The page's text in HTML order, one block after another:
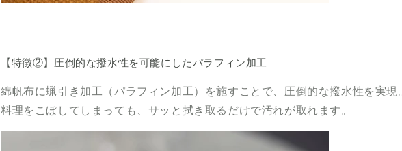
【特徴②】圧倒的な撥水性を可能にしたパラフィン加工
綿帆布に蝋引き加工（パラフィン加工）を施すことで、圧倒的な撥水性を実現
料理をこぼしてしまっても、サッと拭き取るだけで汚れが取れます。